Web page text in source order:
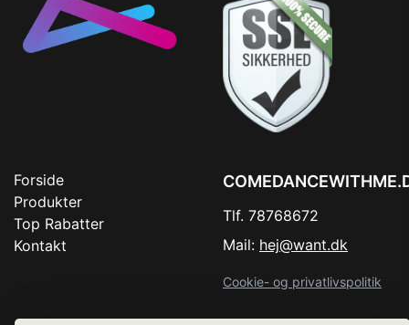
Forside
Produkter
Top Rabatter
Kontakt
Tlf. 78768672
Mail: hej@want.dk
Cookie- og privatlivspolitik